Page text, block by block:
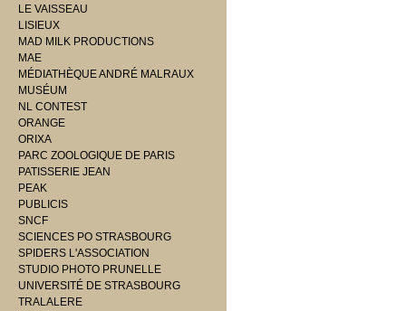
LE VAISSEAU
LISIEUX
MAD MILK PRODUCTIONS
MAE
MÉDIATHÈQUE ANDRÉ MALRAUX
MUSÉUM
NL CONTEST
ORANGE
ORIXA
PARC ZOOLOGIQUE DE PARIS
PATISSERIE JEAN
PEAK
PUBLICIS
SNCF
SCIENCES PO STRASBOURG
SPIDERS L'ASSOCIATION
STUDIO PHOTO PRUNELLE
UNIVERSITÉ DE STRASBOURG
TRALALERE